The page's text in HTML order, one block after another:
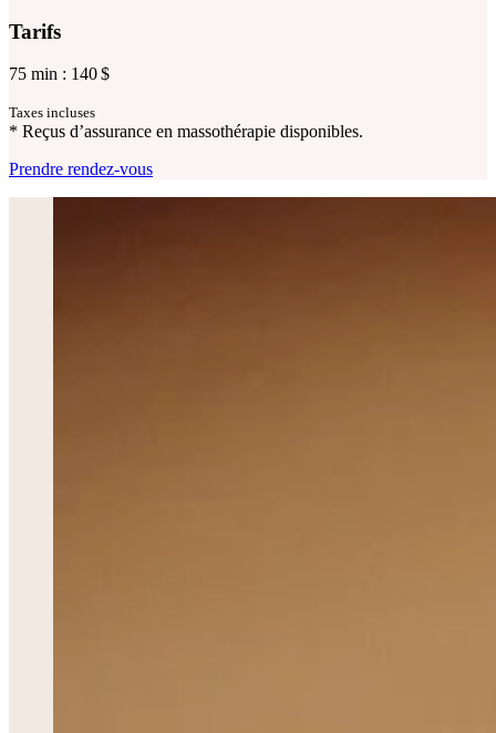
Tarifs
75 min : 140 $
Taxes incluses
* Reçus d’assurance en massothérapie disponibles.
Prendre rendez-vous